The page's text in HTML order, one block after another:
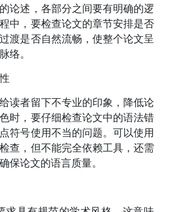
论述，各部分之间要有明确的逻
中，要检查论文的章节安排是否
渡是否自然流畅，使整个论文呈
络。
读者留下不专业的印象，降低论
时，要仔细检查论文中的语法错
符号使用不当的问题。可以使用
查，但不能完全依赖工具，还需
保论文的语言质量。